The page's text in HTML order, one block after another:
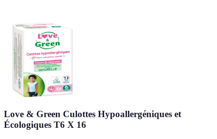
Love & Green Culottes Hypoallergéniques et
Écologiques T6 X 16